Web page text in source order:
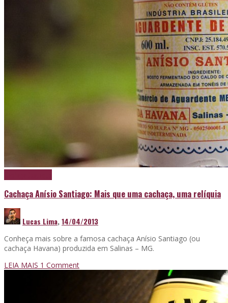
Cachaça Anísio Santiago: Mais que uma cachaça, uma relíquia
Lucas Lima,14/04/2013
Conheça mais sobre a famosa cachaça Anísio Santiago (ou
cachaça Havana) produzida em Salinas – MG.
LEIA MAIS 1 Comment